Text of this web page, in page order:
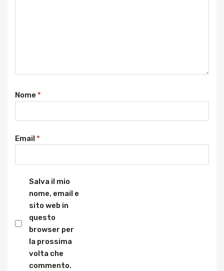
Nome *
Email *
Salva il mio
nome, email e
sito web in
questo
browser per
la prossima
volta che
commento.